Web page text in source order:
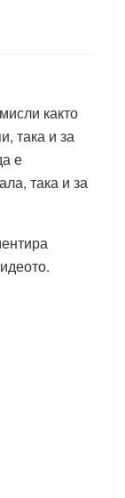
както
така и за
е
така и за